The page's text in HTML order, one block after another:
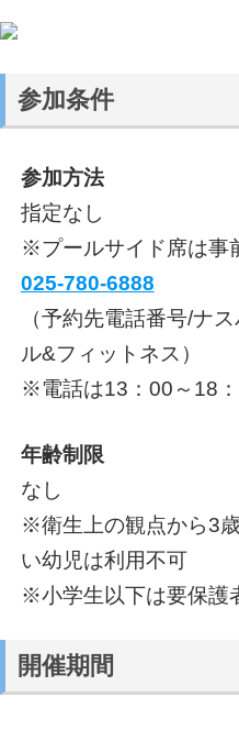
参加条件
参加方法
指定なし
※プールサイド席は事
025-780-6888
（予約先電話番号/ナ
ル&フィットネス）
※電話は13：00～18
年齢制限
なし
※衛生上の観点から3
い幼児は利用不可
※小学生以下は要保護
開催期間